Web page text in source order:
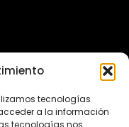
tecnologías
a la información
tecnologías nos